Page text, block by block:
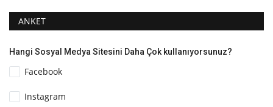
ANKET
Hangi Sosyal Medya Sitesini Daha Çok kullanıyorsunuz?
Facebook
Instagram